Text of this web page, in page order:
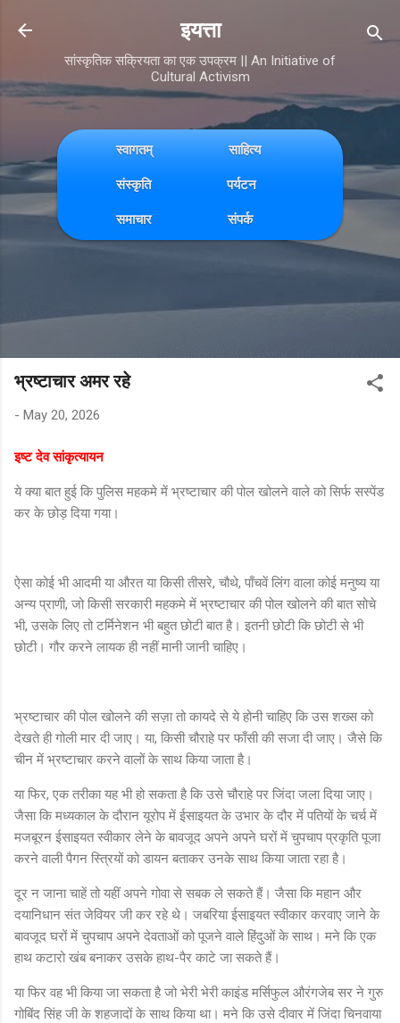
Skip to main content
इयत्ता
सांस्कृतिक सक्रियता का एक उपक्रम || An Initiative of
Cultural Activism
स्वागतम् साहित्य
संस्कृति पर्यटन
समाचार संपर्क
भ्रष्टाचार अमर रहे
- May 20, 2026
इष्ट देव सांकृत्यायन
ये क्या बात हुई कि पुलिस महकमे में भ्रष्टाचार की पोल खोलने वाले को सिर्फ सस्पेंड
कर के छोड़ दिया गया।
ऐसा कोई भी आदमी या औरत या किसी तीसरे, चौथे, पाँचवें लिंग वाला कोई मनुष्य या
अन्य प्राणी, जो किसी सरकारी महकमे में भ्रष्टाचार की पोल खोलने की बात सोचे
भी, उसके लिए तो टर्मिनेशन भी बहुत छोटी बात है। इतनी छोटी कि छोटी से भी
छोटी। गौर करने लायक ही नहीं मानी जानी चाहिए।
भ्रष्टाचार की पोल खोलने की सज़ा तो कायदे से ये होनी चाहिए कि उस शख्स को
देखते ही गोली मार दी जाए। या, किसी चौराहे पर फाँसी की सजा दी जाए। जैसे कि
चीन में भ्रष्टाचार करने वालों के साथ किया जाता है।
या फिर, एक तरीका यह भी हो सकता है कि उसे चौराहे पर जिंदा जला दिया जाए।
जैसा कि मध्यकाल के दौरान यूरोप में ईसाइयत के उभार के दौर में पतियों के चर्च में
मजबूरन ईसाइयत स्वीकार लेने के बावजूद अपने अपने घरों में चुपचाप प्रकृति पूजा
करने वाली पैगन स्त्रियों को डायन बताकर उनके साथ किया जाता रहा है।
दूर न जाना चाहें तो यहीं अपने गोवा से सबक ले सकते हैं। जैसा कि महान और
दयानिधान संत जेवियर जी कर रहे थे। जबरिया ईसाइयत स्वीकार करवाए जाने के
बावजूद घरों में चुपचाप अपने देवताओं को पूजने वाले हिंदुओं के साथ। मने कि एक
हाथ कटारो खंब बनाकर उसके हाथ-पैर काटे जा सकते हैं।
या फिर वह भी किया जा सकता है जो भेरी भेरी काइंड मर्सिफुल औरंगजेब सर ने गुरु
गोबिंद सिंह जी के शहजादों के साथ किया था। मने कि उसे दीवार में जिंदा चिनवाया